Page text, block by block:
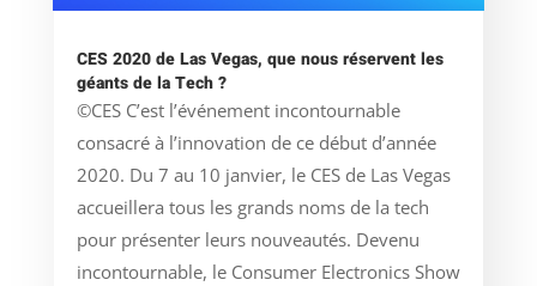
CES 2020 de Las Vegas, que nous réservent les
géants de la Tech ?
©CES C’est l’événement incontournable
consacré à l’innovation de ce début d’année
2020. Du 7 au 10 janvier, le CES de Las Vegas
accueillera tous les grands noms de la tech
pour présenter leurs nouveautés. Devenu
incontournable, le Consumer Electronics Show